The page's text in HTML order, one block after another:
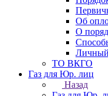
Об
О
ТО ВКГО
Газ для Юр. лиц
Назад